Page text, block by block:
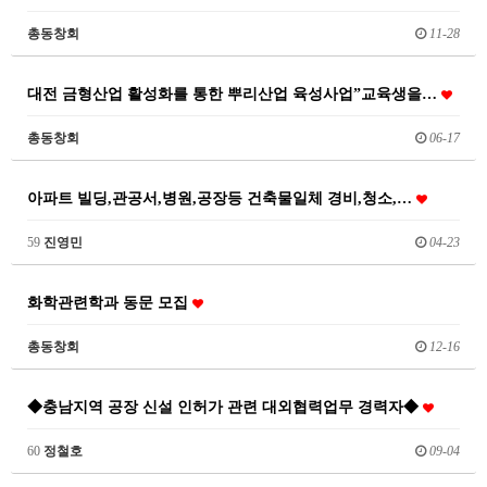
총동창회 11-28
대전 금형산업 활성화를 통한 뿌리산업 육성사업”교육생을…
총동창회 06-17
아파트 빌딩,관공서,병원,공장등 건축물일체 경비,청소,…
59 진영민 04-23
화학관련학과 동문 모집
총동창회 12-16
◆충남지역 공장 신설 인허가 관련 대외협력업무 경력자◆
60 정철호 09-04